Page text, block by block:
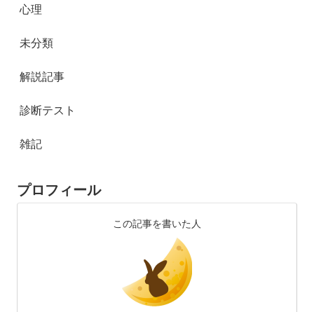
心理
未分類
解説記事
診断テスト
雑記
プロフィール
この記事を書いた人